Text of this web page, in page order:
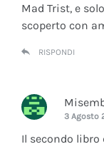
Mad Trist, e
scoperto con
RISPONDI
3 Agosto
Il secondo libro